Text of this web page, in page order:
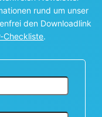
rund um unser
den Downloadlink
Checkliste.